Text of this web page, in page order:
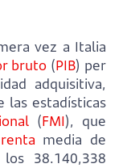
vez a Italia
bruto(PIB) per
adquisitiva,
las estadísticas
(FMI), que
renta media de
38.140,338